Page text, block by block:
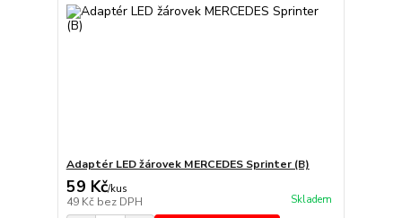
Adaptér LED žárovek MERCEDES Sprinter (B)
59 Kč/kus
49 Kč bez DPH Skladem